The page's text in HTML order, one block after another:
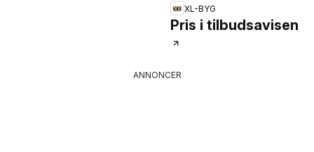
XL-BYG
Pris i tilbudsavisen
ANNONCER